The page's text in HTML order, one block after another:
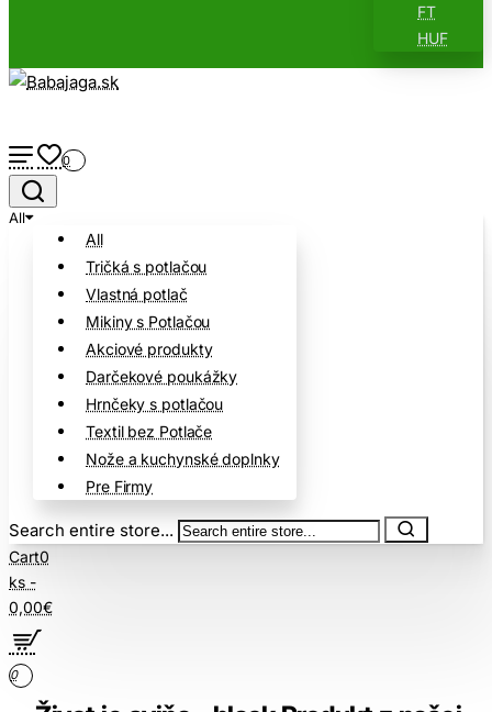
FT
HUF
0
All
All
Tričká s potlačou
Vlastná potlač
Mikiny s Potlačou
Akciové produkty
Darčekové poukážky
Hrnčeky s potlačou
Textil bez Potlače
Nože a kuchynské doplnky
Pre Firmy
Search entire store...
Cart0
ks -
0,00€
0